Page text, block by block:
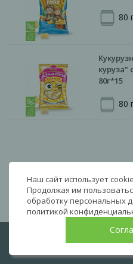
80
куруза"
80г*15
80
Наш сайт использует
Продолжая им
обработку персональных
политикой